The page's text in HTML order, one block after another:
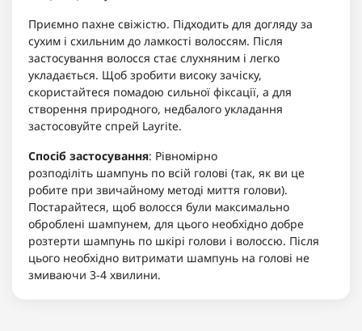
Приємно пахне свіжістю. Підходить для догляду за
сухим і схильним до ламкості волоссям. Після
застосування волосся стає слухняним і легко
укладається. Щоб зробити високу зачіску,
скористайтеся помадою сильної фіксації, а для
створення природного, недбалого укладання
застосовуйте спрей Layrite.
Спосіб застосування: Рівномірно
розподіліть шампунь по всій голові (так, як ви це
робите при звичайному методі миття голови).
Постарайтеся, щоб волосся були максимально
оброблені шампунем, для цього необхідно добре
розтерти шампунь по шкірі голови і волоссю. Після
цього необхідно витримати шампунь на голові не
змиваючи 3-4 хвилини.